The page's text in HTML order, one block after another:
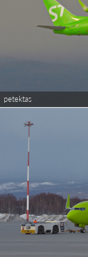
petektas